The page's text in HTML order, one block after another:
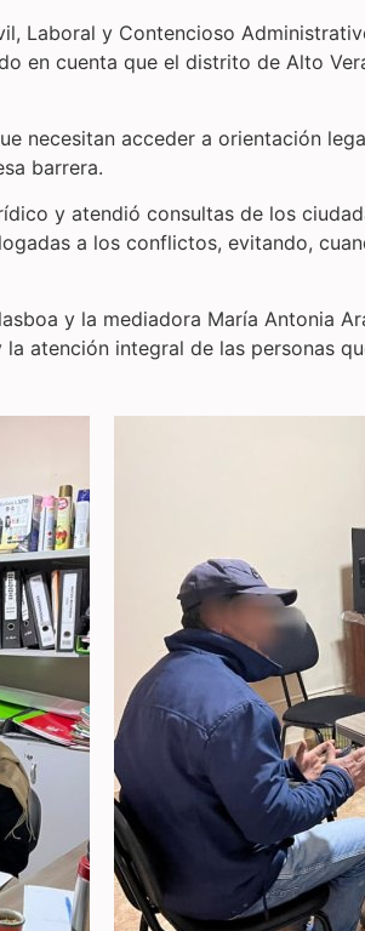
Laboral y Contencioso
en cuenta que el distrito de Alto
necesitan acceder a orientación
barrera.
y atendió consultas de los
a los conflictos, evitando,
y la mediadora María Antonia
atención integral de las personas